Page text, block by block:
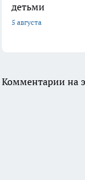
детьми
5 августа
Комментарии на